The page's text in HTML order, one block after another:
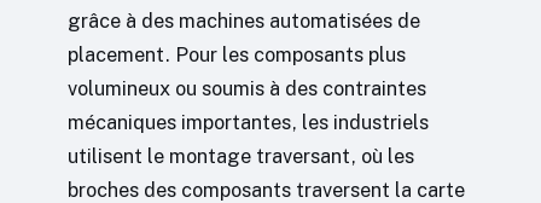
grâce à des machines automatisées de
placement. Pour les composants plus
volumineux ou soumis à des contraintes
mécaniques importantes, les industriels
utilisent le montage traversant, où les
broches des composants traversent la carte